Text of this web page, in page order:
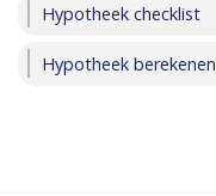
Hypotheek checklist
Hypotheek berekenen